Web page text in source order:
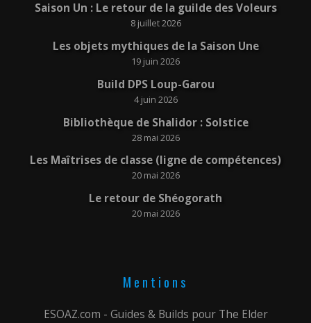
Saison Un : Le retour de la guilde des Voleurs
8 juillet 2026
Les objets mythiques de la Saison Une
19 juin 2026
Build DPS Loup-Garou
4 juin 2026
Bibliothèque de Shalidor : Solstice
28 mai 2026
Les Maîtrises de classe (ligne de compétences)
20 mai 2026
Le retour de Shéogorath
20 mai 2026
Mentions
ESOAZ.com - Guides & Builds pour The Elder